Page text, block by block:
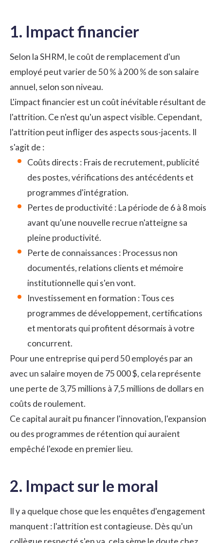
1. Impact financier
Selon la SHRM, le coût de remplacement d'un
employé peut varier de 50 % à 200 % de son salaire
annuel, selon son niveau.
L'impact financier est un coût inévitable résultant de
l'attrition. Ce n'est qu'un aspect visible. Cependant,
l'attrition peut infliger des aspects sous-jacents. Il
s'agit de :
Coûts directs : Frais de recrutement, publicité
des postes, vérifications des antécédents et
programmes d'intégration.
Pertes de productivité : La période de 6 à 8 mois
avant qu'une nouvelle recrue n'atteigne sa
pleine productivité.
Perte de connaissances : Processus non
documentés, relations clients et mémoire
institutionnelle qui s'en vont.
Investissement en formation : Tous ces
programmes de développement, certifications
et mentorats qui profitent désormais à votre
concurrent.
Pour une entreprise qui perd 50 employés par an
avec un salaire moyen de 75 000 $, cela représente
une perte de 3,75 millions à 7,5 millions de dollars en
coûts de roulement.
Ce capital aurait pu financer l'innovation, l'expansion
ou des programmes de rétention qui auraient
empêché l'exode en premier lieu.
2. Impact sur le moral
Il y a quelque chose que les enquêtes d'engagement
manquent : l'attrition est contagieuse. Dès qu'un